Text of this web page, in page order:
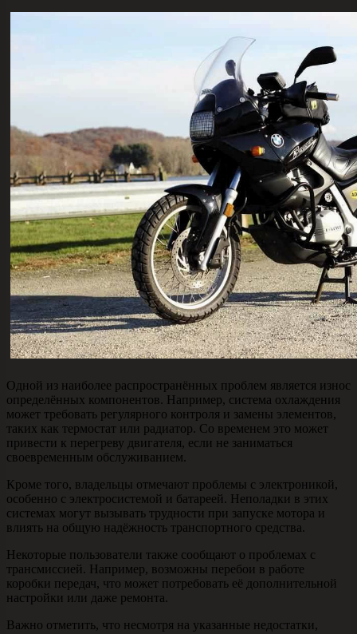
Одной из наиболее распространённых проблем является износ
определённых компонентов. Например, система охлаждения
может требовать регулярного контроля и замены элементов,
таких как термостат или радиатор. Со временем это может
привести к перегреву двигателя, если не заниматься
своевременным обслуживанием.
Кроме того, владельцы отмечают проблемы с электроникой,
особенно с электросистемой и батареей. Неполадки в этих
системах могут вызывать трудности при запуске мотора и
влиять на общую надёжность транспортного средства.
Некоторые пользователи также сообщают о проблемах с
трансмиссией. Например, возможны перебои в работе
коробки передач, что может потребовать её дополнительной
настройки или даже ремонта.
Важно отметить, что несмотря на указанные недостатки,